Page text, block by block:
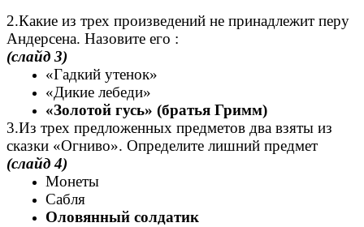
2.Какие из трех произведений не принадлежит перу
Андерсена. Назовите его :
(слайд 3)
«Гадкий утенок»
«Дикие лебеди»
«Золотой гусь» (братья Гримм)
3.Из трех предложенных предметов два взяты из
сказки «Огниво». Определите лишний предмет
(слайд 4)
Монеты
Сабля
Оловянный солдатик